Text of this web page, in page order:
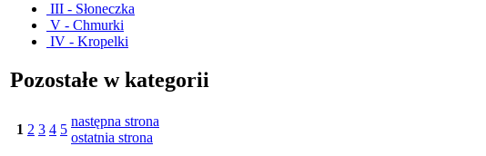
III - Słoneczka
V - Chmurki
IV - Kropelki
Pozostałe w kategorii
1 2 3 4 5
następna strona
ostatnia strona